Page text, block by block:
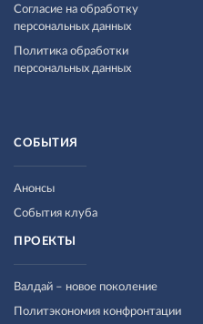
Согласие на обработку
персональных данных
Политика обработки
персональных данных
СОБЫТИЯ
Анонсы
События клуба
ПРОЕКТЫ
Валдай – новое поколение
Политэкономия конфронтации